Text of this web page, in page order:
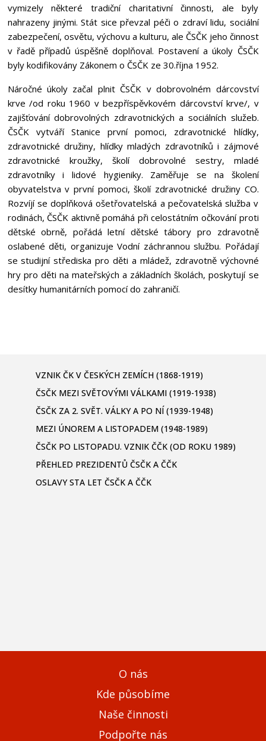
vymizely některé tradiční charitativní činnosti, ale byly
nahrazeny jinými. Stát sice převzal péči o zdraví lidu, sociální
zabezpečení, osvětu, výchovu a kulturu, ale ČSČK jeho činnost
v řadě případů úspěšně doplňoval. Postavení a úkoly ČSČK
byly kodifikovány Zákonem o ČSČK ze 30.října 1952.
Náročné úkoly začal plnit ČSČK v dobrovolném dárcovství
krve /od roku 1960 v bezpříspěvkovém dárcovství krve/, v
zajišťování dobrovolných zdravotnických a sociálních služeb.
ČSČK vytváří Stanice první pomoci, zdravotnické hlídky,
zdravotnické družiny, hlídky mladých zdravotníků i zájmové
zdravotnické kroužky, školí dobrovolné sestry, mladé
zdravotníky i lidové hygieniky. Zaměřuje se na školení
obyvatelstva v první pomoci, školí zdravotnické družiny CO.
Rozvíjí se doplňková ošetřovatelská a pečovatelská služba v
rodinách, ČSČK aktivně pomáhá při celostátním očkování proti
dětské obrně, pořádá letní dětské tábory pro zdravotně
oslabené děti, organizuje Vodní záchrannou službu. Pořádají
se studijní střediska pro děti a mládež, zdravotně výchovné
hry pro děti na mateřských a základních školách, poskytují se
desítky humanitárních pomocí do zahraničí.
VZNIK ČK V ČESKÝCH ZEMÍCH (1868-1919)
ČSČK MEZI SVĚTOVÝMI VÁLKAMI (1919-1938)
ČSČK ZA 2. SVĚT. VÁLKY A PO NÍ (1939-1948)
MEZI ÚNOREM A LISTOPADEM (1948-1989)
ČSČK PO LISTOPADU. VZNIK ČČK (OD ROKU 1989)
PŘEHLED PREZIDENTŮ ČSČK A ČČK
OSLAVY STA LET ČSČK A ČČK
O nás
Kde působíme
Naše činnosti
Podpořte nás